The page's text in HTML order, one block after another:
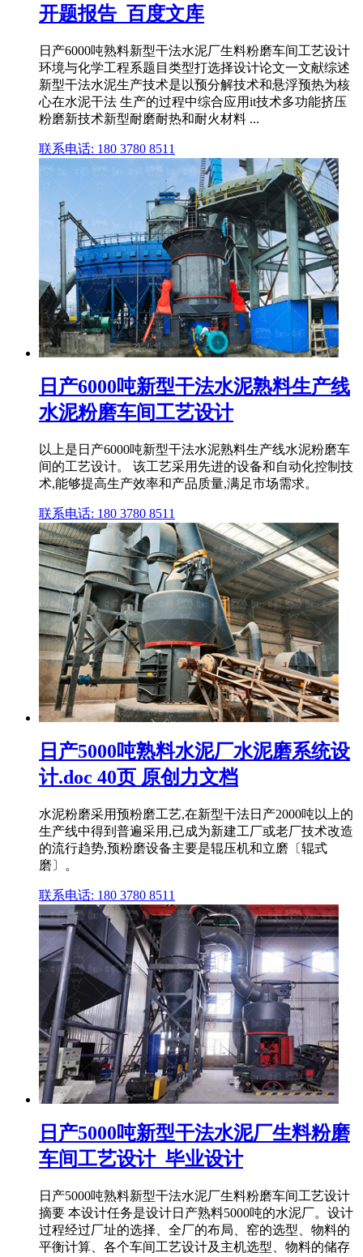
开题报告_百度文库
日产6000吨熟料新型干法水泥厂生料粉磨车间工艺设计
环境与化学工程系题目类型打选择设计论文一文献综述
新型干法水泥生产技术是以预分解技术和悬浮预热为核
心在水泥干法 生产的过程中综合应用it技术多功能挤压
粉磨新技术新型耐磨耐热和耐火材料 ...
联系电话: 180 3780 8511
日产6000吨新型干法水泥熟料生产线
水泥粉磨车间工艺设计
以上是日产6000吨新型干法水泥熟料生产线水泥粉磨车
间的工艺设计。 该工艺采用先进的设备和自动化控制技
术,能够提高生产效率和产品质量,满足市场需求。
联系电话: 180 3780 8511
日产5000吨熟料水泥厂水泥磨系统设
计.doc 40页 原创力文档
水泥粉磨采用预粉磨工艺,在新型干法日产2000吨以上的
生产线中得到普遍采用,已成为新建工厂或老厂技术改造
的流行趋势,预粉磨设备主要是辊压机和立磨〔辊式
磨〕。
联系电话: 180 3780 8511
日产5000吨新型干法水泥厂生料粉磨
车间工艺设计_毕业设计
日产5000吨熟料新型干法水泥厂生料粉磨车间工艺设计
摘要 本设计任务是设计日产熟料5000吨的水泥厂。设计
过程经过厂址的选择、全厂的布局、窑的选型、物料的
平衡计算、各个车间工艺设计及主机选型、物料的储存